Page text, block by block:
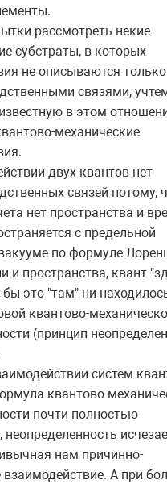
рассмотреть некие
субстраты, в которых
не описываются только
связями,
в этом
механические
двух квантов нет
связей потому,
нет пространства и
с предельной
по формуле
и пространства, квант
бы это "там" ни
квантово-
(принцип
систем
квантово-
почти полностью
нам причинно-
взаимодействие. А при